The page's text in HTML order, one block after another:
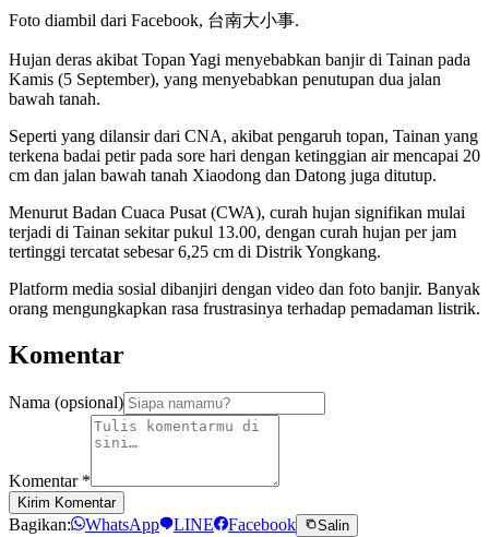
Foto diambil dari Facebook, 台南大小事.
Hujan deras akibat Topan Yagi menyebabkan banjir di Tainan pada
Kamis (5 September), yang menyebabkan penutupan dua jalan
bawah tanah.
Seperti yang dilansir dari CNA, akibat pengaruh topan, Tainan yang
terkena badai petir pada sore hari dengan ketinggian air mencapai 20
cm dan jalan bawah tanah Xiaodong dan Datong juga ditutup.
Menurut Badan Cuaca Pusat (CWA), curah hujan signifikan mulai
terjadi di Tainan sekitar pukul 13.00, dengan curah hujan per jam
tertinggi tercatat sebesar 6,25 cm di Distrik Yongkang.
Platform media sosial dibanjiri dengan video dan foto banjir. Banyak
orang mengungkapkan rasa frustrasinya terhadap pemadaman listrik.
Komentar
Nama (opsional)
Komentar *
Kirim Komentar
Bagikan: WhatsApp LINE Facebook Salin